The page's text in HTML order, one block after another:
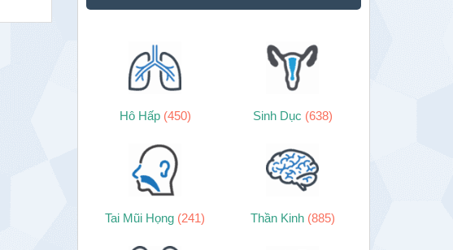
Hô Hấp (450) Sinh Dục (638)
Tai Mũi Họng (241) Thần Kinh (885)